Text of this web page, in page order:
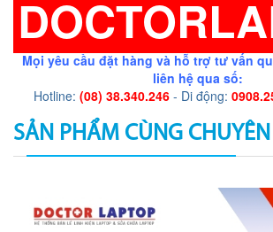
Mọi yêu cầu đặt hàng và hỗ trợ tư vấn
liên hệ qua số:
Hotline: (08) 38.340.246 - Di động:
SẢN PHẨM CÙNG